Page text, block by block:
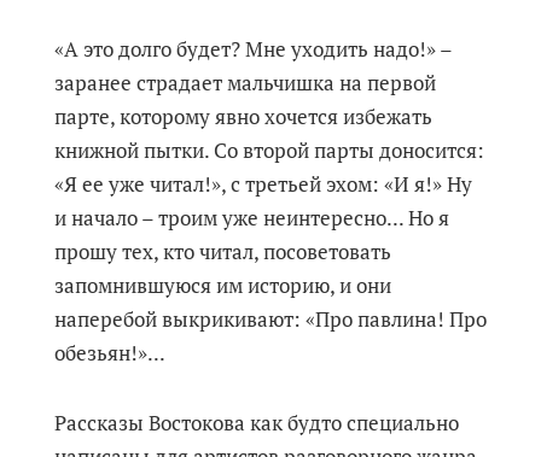
«А это долго будет? Мне уходить надо!» –
заранее страдает мальчишка на первой
парте, которому явно хочется избежать
книжной пытки. Со второй парты доносится:
«Я ее уже читал!», с третьей эхом: «И я!» Ну
и начало – троим уже неинтересно... Но я
прошу тех, кто читал, посоветовать
запомнившуюся им историю, и они
наперебой выкрикивают: «Про павлина! Про
обезьян!»...
Рассказы Востокова как будто специально